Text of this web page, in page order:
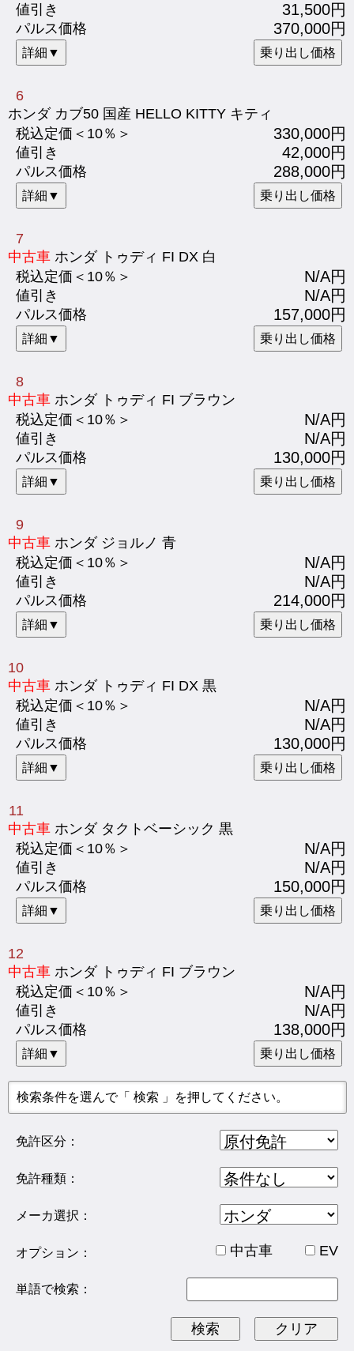
値引き 31,500円
パルス価格 370,000円
乗り出し価格
詳細▼
6
ホンダ カブ50 国産 HELLO KITTY キティ
税込定価＜10％＞
330,000円
値引き 42,000円
パルス価格 288,000円
乗り出し価格
詳細▼
7
中古車 ホンダ トゥディ FI DX 白
税込定価＜10％＞
N/A円
値引き N/A円
パルス価格 157,000円
乗り出し価格
詳細▼
8
中古車 ホンダ トゥディ FI ブラウン
税込定価＜10％＞
N/A円
値引き N/A円
パルス価格 130,000円
乗り出し価格
詳細▼
9
中古車 ホンダ ジョルノ 青
税込定価＜10％＞
N/A円
値引き N/A円
パルス価格 214,000円
乗り出し価格
詳細▼
10
中古車 ホンダ トゥディ FI DX 黒
税込定価＜10％＞
N/A円
値引き N/A円
パルス価格 130,000円
乗り出し価格
詳細▼
11
中古車 ホンダ タクトベーシック 黒
税込定価＜10％＞
N/A円
値引き N/A円
パルス価格 150,000円
乗り出し価格
詳細▼
12
中古車 ホンダ トゥディ FI ブラウン
税込定価＜10％＞
N/A円
値引き N/A円
パルス価格 138,000円
乗り出し価格
詳細▼
検索条件を選んで「 検索 」を押してください。
免許区分：
免許種類：
メーカ選択：
オプション： 中古車 EV
単語で検索：